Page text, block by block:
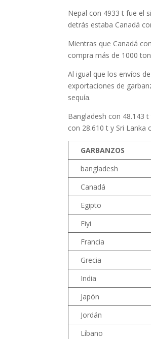
Nepal con 4933 t fue el
detrás estaba Canadá
Mientras que Canadá
compra más de 1000
Al igual que los envíos
exportaciones de
sequía.
Bangladesh con 48.143
con 28.610 t y Sri Lanka
GARBANZOS
bangladesh
Canadá
Egipto
Fiyi
Francia
Grecia
India
Japón
Jordán
Líbano